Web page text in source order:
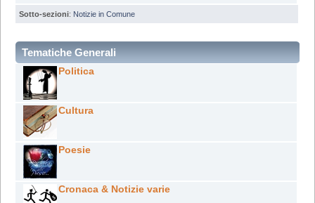
Sotto-sezioni: Notizie in Comune
Tematiche Generali
Politica
Cultura
Poesie
Cronaca & Notizie varie